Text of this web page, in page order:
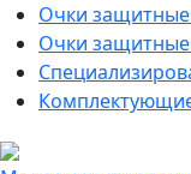
Очки
Очки